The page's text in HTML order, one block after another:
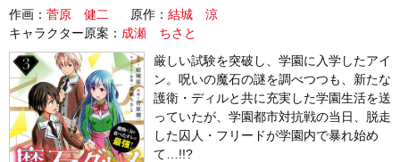
作画： 菅原 健二 原作： 結城 涼
キャラクター原案： 成瀬 ちさと
厳しい試験を突破し、学園に入学したアイ
ン。呪いの魔石の謎を調べつつも、新たな
護衛・ディルと共に充実した学園生活を送
っていたが、学園都市対抗戦の当日、脱走
した囚人・フリードが学園内で暴れ始め
て…!!?